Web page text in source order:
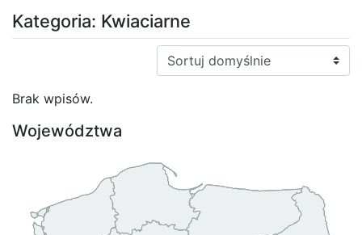
Kategoria: Kwiaciarne
Sortuj:
Brak wpisów.
Województwa